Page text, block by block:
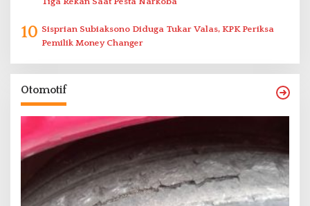
10 Sisprian Subiaksono Diduga Tukar Valas, KPK Periksa
Pemilik Money Changer
Otomotif